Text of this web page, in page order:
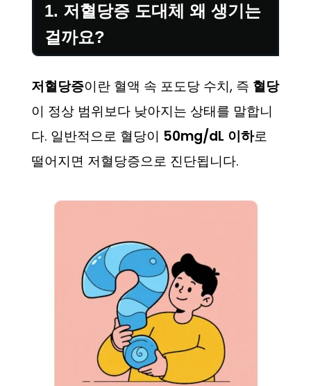
1. 저혈당증 도대체 왜 생기는
걸까요?
저혈당증이란 혈액 속 포도당 수치, 즉 혈당
이 정상 범위보다 낮아지는 상태를 말합니
다. 일반적으로 혈당이 50mg/dL 이하로
떨어지면 저혈당증으로 진단됩니다.